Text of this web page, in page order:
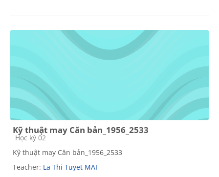
Kỹ thuật may Căn bản_1956_2533
Course category
Học kỳ 02
Kỹ thuật may Căn bản_1956_2533
Teacher: La Thi Tuyet MAI